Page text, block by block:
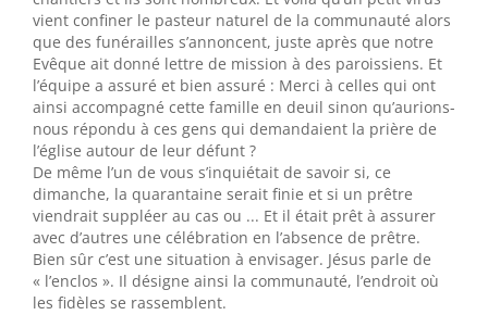
vient confiner le pasteur naturel de la communauté alors
que des funérailles s’annoncent, juste après que notre
Evêque ait donné lettre de mission à des paroissiens. Et
l’équipe a assuré et bien assuré : Merci à celles qui ont
ainsi accompagné cette famille en deuil sinon qu’aurions-
nous répondu à ces gens qui demandaient la prière de
l’église autour de leur défunt ?
De même l’un de vous s’inquiétait de savoir si, ce
dimanche, la quarantaine serait finie et si un prêtre
viendrait suppléer au cas ou ... Et il était prêt à assurer
avec d’autres une célébration en l’absence de prêtre.
Bien sûr c’est une situation à envisager. Jésus parle de
« l’enclos ». Il désigne ainsi la communauté, l’endroit où
les fidèles se rassemblent.